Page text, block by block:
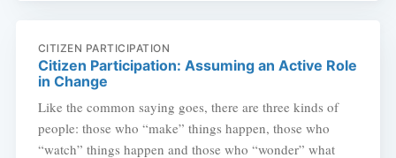
CITIZEN PARTICIPATION
Citizen Participation: Assuming an Active Role
in Change
Like the common saying goes, there are three kinds of
people: those who “make” things happen, those who
“watch” things happen and those who “wonder” what